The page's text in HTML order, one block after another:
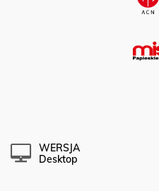
WERSJA
Desktop